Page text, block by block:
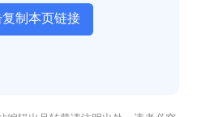
复制本页链接